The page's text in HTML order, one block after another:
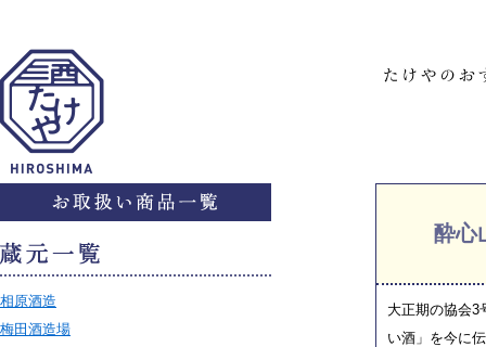
酔心
大正期の協会3
い酒」を今に
相原酒造
梅田酒造場